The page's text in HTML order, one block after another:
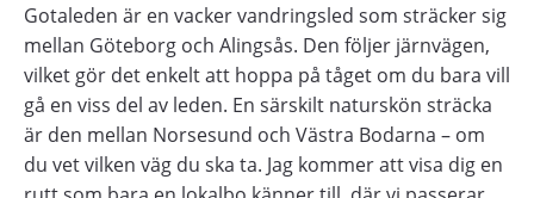
Gotaleden är en vacker vandringsled som sträcker sig
mellan Göteborg och Alingsås. Den följer järnvägen,
vilket gör det enkelt att hoppa på tåget om du bara vill
gå en viss del av leden. En särskilt naturskön sträcka
är den mellan Norsesund och Västra Bodarna – om
du vet vilken väg du ska ta. Jag kommer att visa dig en